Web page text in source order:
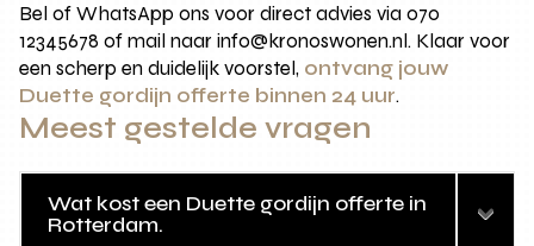
Bel of WhatsApp ons voor direct advies via 070
12345678 of mail naar info@kronoswonen.nl. Klaar voor
een scherp en duidelijk voorstel, ontvang jouw
Duette gordijn offerte binnen 24 uur.
Meest gestelde vragen
Wat kost een Duette gordijn offerte in
Rotterdam.